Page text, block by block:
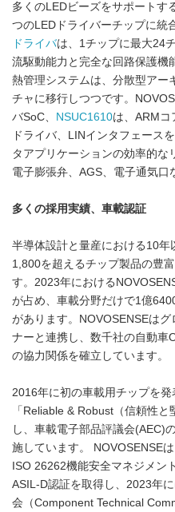
多くのLEDビーズをサポートす
つのLEDドライバーチップに統
ドライバは、1チップに最大24
流駆動能力と完全な回路保護機
熱管理システムは、分散型アー
チャに移行しつつです。
バSoC、
NSUC1610は、ARMコ
ドライバ、LINインタフェース
タアプリケーションの効率的な
電子膨張弁、AGS、電子通気口
多くの採用実績、車載認証
半導体設計と量産における10年
1,800を超えるチップ製品の豊
す。2023年における
が占め、車載分野だけで1億
があります。NOVOSENSEは
ナーと連携し、数千社の自動車
の協力関係を確立しています。
2016年に初の車載用チップを
「Reliable & Robust（信頼性
し、車載電子部品評議会(AEC)
施しています。 NOVOSENSE
ISO 26262機能安全マネジメン
ASIL-D認証を取得し、2023年
会（Component Technical